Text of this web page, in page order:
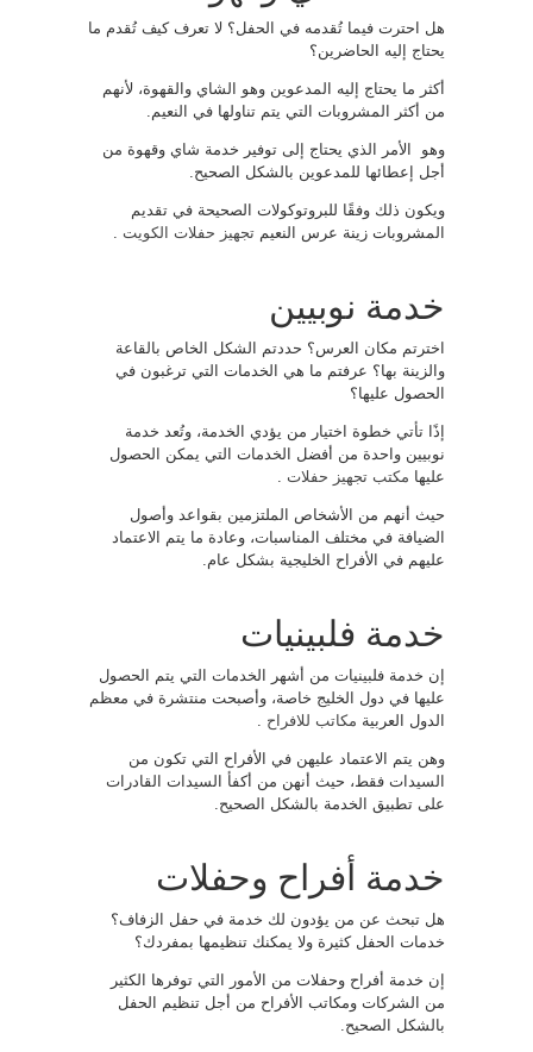
هل احترت فيما تُقدمه في الحفل؟ لا تعرف كيف تُقدم ما
يحتاج إليه الحاضرين؟
أكثر ما يحتاج إليه المدعوين وهو الشاي والقهوة، لأنهم
من أكثر المشروبات التي يتم تناولها في النعيم.
وهو الأمر الذي يحتاج إلى توفير خدمة شاي وقهوة من
أجل إعطائها للمدعوين بالشكل الصحيح.
ويكون ذلك وفقًا للبروتوكولات الصحيحة في تقديم
المشروبات زينة عرس النعيم تجهيز حفلات الكويت
خدمة نوبيين
اخترتم مكان العرس؟ حددتم الشكل الخاص بالقاعة
والزينة بها؟ عرفتم ما هي الخدمات التي ترغبون في
الحصول عليها؟
إذًا تأتي خطوة اختيار من يؤدي الخدمة، وتُعد خدمة
نوبيين واحدة من أفضل الخدمات التي يمكن الحصول
عليها مكتب تجهيز حفلات
حيث أنهم من الأشخاص الملتزمين بقواعد وأصول
الضيافة في مختلف المناسبات، وعادة ما يتم الاعتماد
عليهم في الأفراح الخليجية بشكل عام.
خدمة فلبينيات
إن خدمة فلبينيات من أشهر الخدمات التي يتم الحصول
عليها في دول الخليج خاصة، وأصبحت منتشرة في معظم
الدول العربية مكاتب للافراح
وهن يتم الاعتماد عليهن في الأفراح التي تكون من
السيدات فقط، حيث أنهن من أكفأ السيدات القادرات
على تطبيق الخدمة بالشكل الصحيح.
خدمة أفراح وحفلات
هل تبحث عن من يؤدون لك خدمة في حفل الزفاف؟
خدمات الحفل كثيرة ولا يمكنك تنظيمها بمفردك؟
إن خدمة أفراح وحفلات من الأمور التي توفرها الكثير
من الشركات ومكاتب الأفراح من أجل تنظيم الحفل
بالشكل الصحيح.